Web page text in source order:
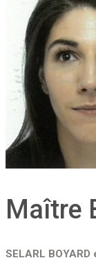
Maître
SELARL BOYARD